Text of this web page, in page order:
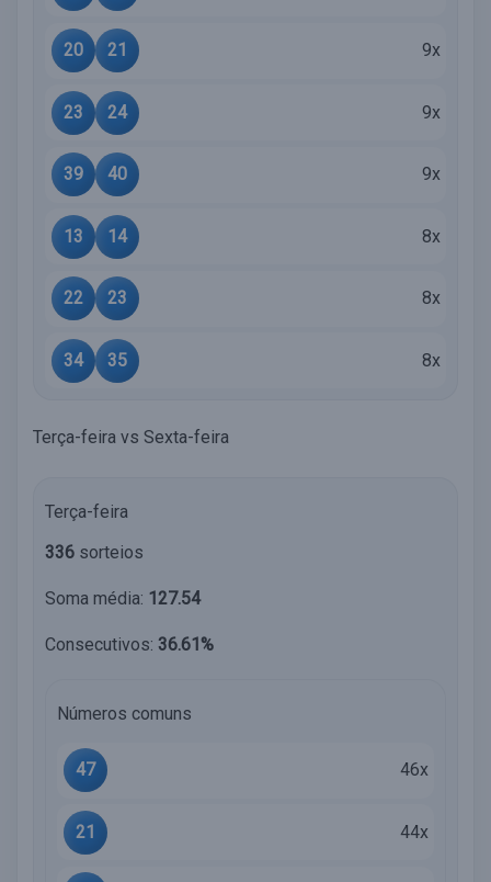
20 21 9x
23 24 9x
39 40 9x
13 14 8x
22 23 8x
34 35 8x
Terça-feira vs Sexta-feira
Terça-feira
336 sorteios
Soma média: 127.54
Consecutivos: 36.61%
Números comuns
47 46x
21 44x